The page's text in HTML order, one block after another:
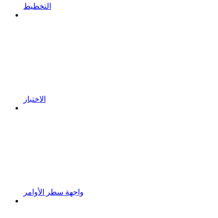
التخطيط
الاختبار
واجهة سطر الأوامر